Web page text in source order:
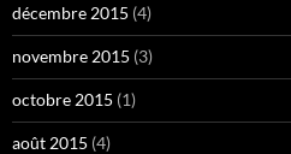
décembre 2015 (4)
novembre 2015 (3)
octobre 2015 (1)
août 2015 (4)